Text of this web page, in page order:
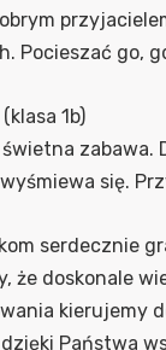
Pocieszać go,
1b)
zabawa.
się.
serdecznie
że doskonale
kierujemy
Państwa